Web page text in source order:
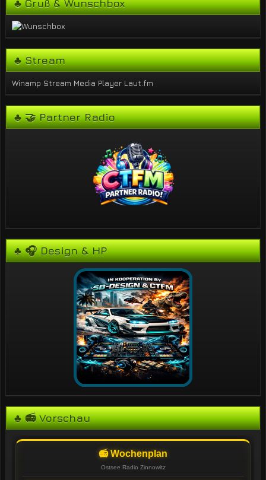
♣ Gruß & Wunschbox
♣ Stream
Winamp Stream Media Player Laut.fm
♣ 🤝 Partner Radio
♣ 🎧 Design & HP
♣ 📻 Vorschau